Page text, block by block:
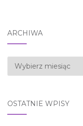
ARCHIWA
Archiwa
OSTATNIE WPISY